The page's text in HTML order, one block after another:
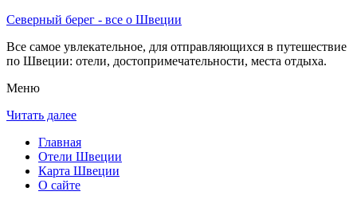
Северный берег - все о Швеции
Все самое увлекательное, для отправляющихся в путешествие
по Швеции: отели, достопримечательности, места отдыха.
Меню
Читать далее
Главная
Отели Швеции
Карта Швеции
О сайте